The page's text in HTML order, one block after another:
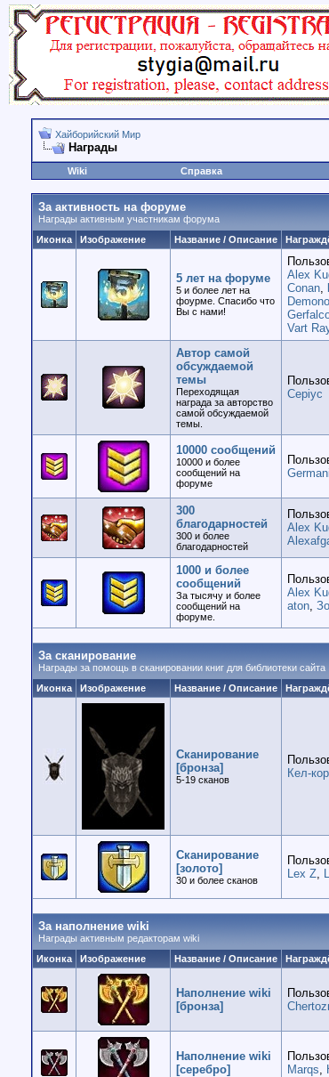
Хайборийский Мир
Награды
Wiki
Справка
За активность на форуме
Награды активным участникам форума
Иконка
Изображение Название / Описание
5 лет на форуме
5 и более лет на
фоурме. Спасибо что
Вы с нами!
Alex
Conan,
Vart
Автор самой
обсуждаемой
темы
Переходящая
награда за авторство
самой обсуждаемой
темы.
Cepiyc
10000 сообщений
10000 и более
сообщений на
форуме
300
благодарностей
300 и более
благодарностей
Alex
1000 и более
сообщений
За тысячу и более
сообщений на
форуме.
Alex
aton,
За сканирование
Награды за помощь в сканировании книг для библиотеки сайта
Иконка
Изображение Название / Описание
Сканирование
[бронза]
5-19 cканов
Кел-кор
Сканирование
[золото]
30 и более сканов
Lex Z,
За наполнение wiki
Награды активным редакторам wiki
Иконка
Изображение Название / Описание
Наполнение wiki
[бронза]
Наполнение wiki
[серебро]
Marqs,